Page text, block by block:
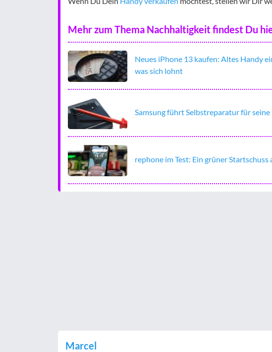
Mehr zum Thema Nachhaltigkeit findest Du
Neues iPhone 13 kaufen: Altes Handy
was sich lohnt
Samsung führt Selbstreparatur für
rephone im Test: Ein grüner Startschuss
Marcel